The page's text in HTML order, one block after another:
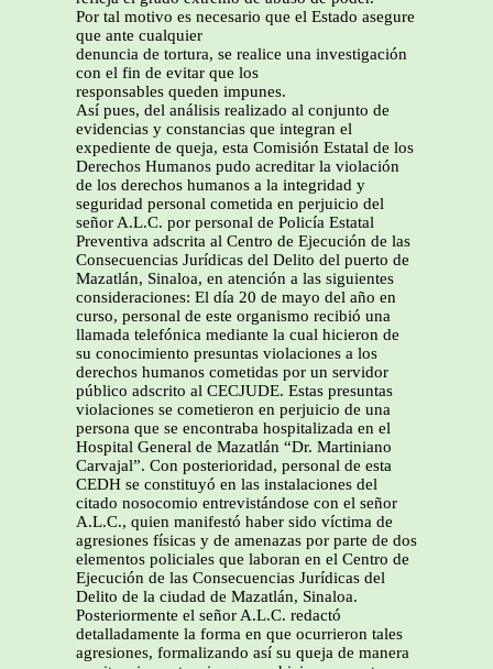
Por tal motivo es necesario que el Estado asegure
que ante cualquier
denuncia de tortura, se realice una investigación
con el fin de evitar que los
responsables queden impunes.
Así pues, del análisis realizado al conjunto de
evidencias y constancias que integran el
expediente de queja, esta Comisión Estatal de los
Derechos Humanos pudo acreditar la violación
de los derechos humanos a la integridad y
seguridad personal cometida en perjuicio del
señor A.L.C. por personal de Policía Estatal
Preventiva adscrita al Centro de Ejecución de las
Consecuencias Jurídicas del Delito del puerto de
Mazatlán, Sinaloa, en atención a las siguientes
consideraciones: El día 20 de mayo del año en
curso, personal de este organismo recibió una
llamada telefónica mediante la cual hicieron de
su conocimiento presuntas violaciones a los
derechos humanos cometidas por un servidor
público adscrito al CECJUDE. Estas presuntas
violaciones se cometieron en perjuicio de una
persona que se encontraba hospitalizada en el
Hospital General de Mazatlán “Dr. Martiniano
Carvajal”. Con posterioridad, personal de esta
CEDH se constituyó en las instalaciones del
citado nosocomio entrevistándose con el señor
A.L.C., quien manifestó haber sido víctima de
agresiones físicas y de amenazas por parte de dos
elementos policiales que laboran en el Centro de
Ejecución de las Consecuencias Jurídicas del
Delito de la ciudad de Mazatlán, Sinaloa.
Posteriormente el señor A.L.C. redactó
detalladamente la forma en que ocurrieron tales
agresiones, formalizando así su queja de manera